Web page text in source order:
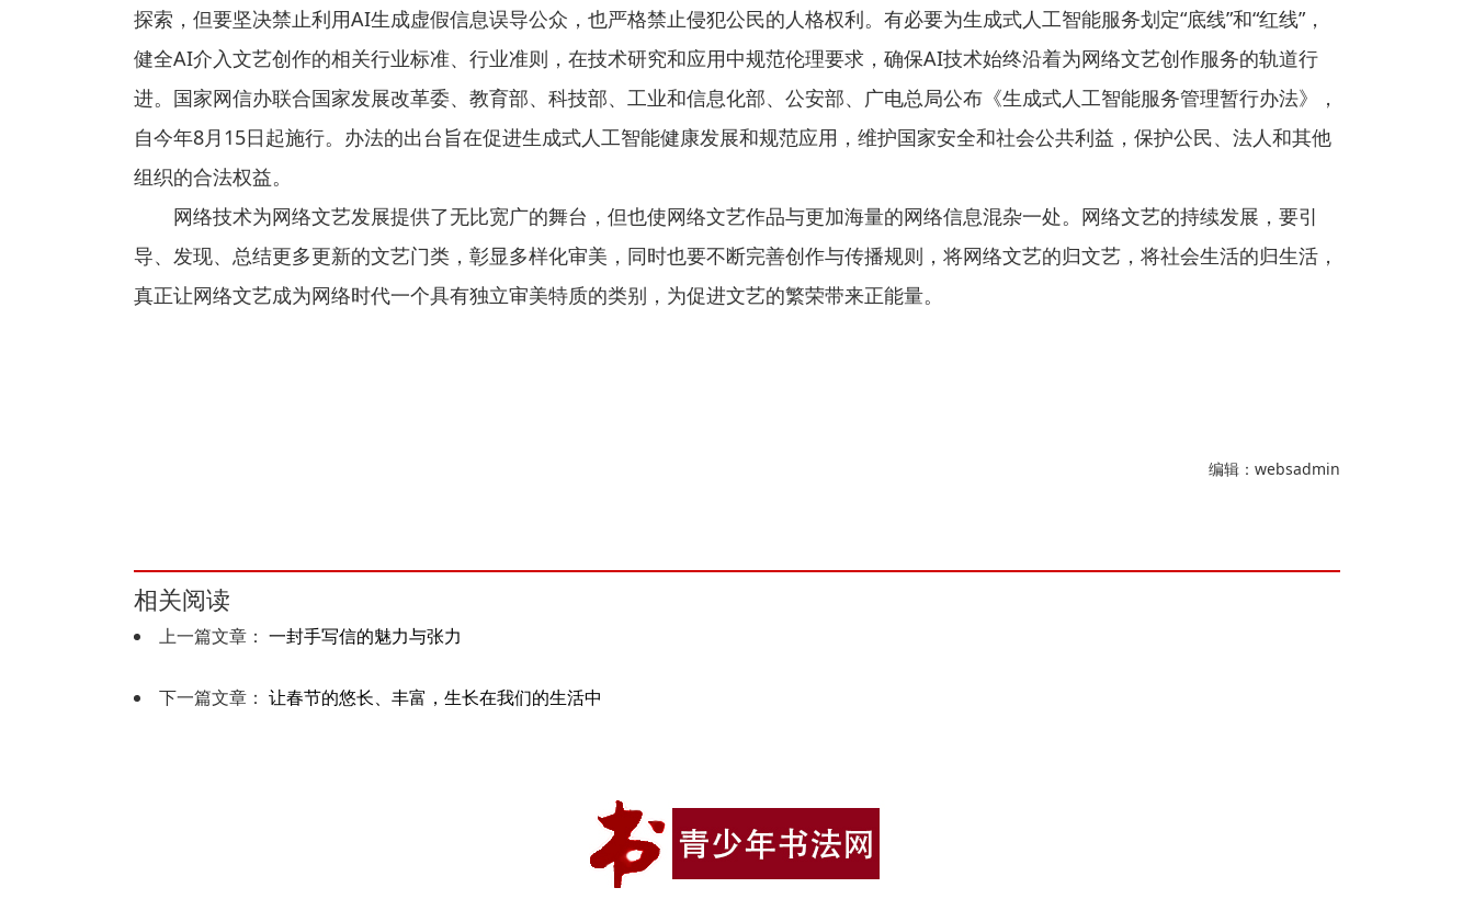
探索，但要坚决禁止利用AI生成虚假信息误导公众，也严格禁止侵犯公民的人格权利。有必要为生成式人工智能服务划定“底线”和“红线”，
健全AI介入文艺创作的相关行业标准、行业准则，在技术研究和应用中规范伦理要求，确保AI技术始终沿着为网络文艺创作服务的轨道行
进。国家网信办联合国家发展改革委、教育部、科技部、工业和信息化部、公安部、广电总局公布《生成式人工智能服务管理暂行办法》，
自今年8月15日起施行。办法的出台旨在促进生成式人工智能健康发展和规范应用，维护国家安全和社会公共利益，保护公民、法人和其他
组织的合法权益。
网络技术为网络文艺发展提供了无比宽广的舞台，但也使网络文艺作品与更加海量的网络信息混杂一处。网络文艺的持续发展，要引
导、发现、总结更多更新的文艺门类，彰显多样化审美，同时也要不断完善创作与传播规则，将网络文艺的归文艺，将社会生活的归生活，
真正让网络文艺成为网络时代一个具有独立审美特质的类别，为促进文艺的繁荣带来正能量。
编辑：websadmin
相关阅读
上一篇文章： 一封手写信的魅力与张力
下一篇文章： 让春节的悠长、丰富，生长在我们的生活中